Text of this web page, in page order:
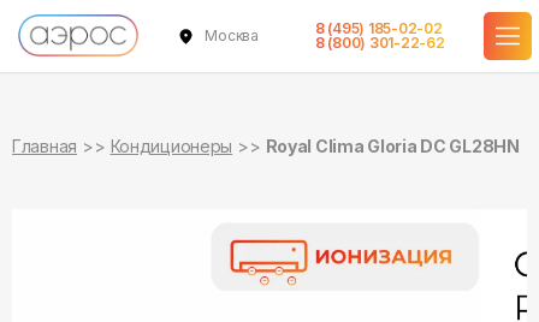
Москва
8 (495) 185-02-02
8 (800) 301-22-62
Главная Кондиционеры Royal Clima Gloria DC GL28HN
в наличии
в наличии